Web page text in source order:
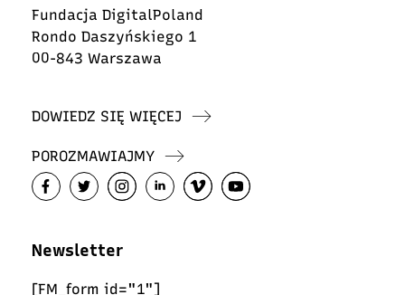
Fundacja DigitalPoland
Rondo Daszyńskiego 1
00-843 Warszawa
DOWIEDZ SIĘ WIĘCEJ
POROZMAWIAJMY
Newsletter
[FM_form id="1"]